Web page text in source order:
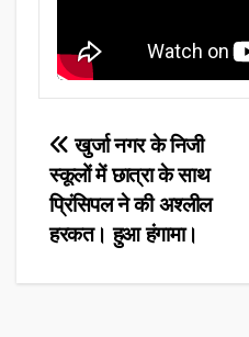
Post
navigation
खुर्जा नगर के निजी
स्कूलों में छात्रा के साथ
प्रिंसिपल ने की अश्लील
हरकत। हुआ हंगामा।